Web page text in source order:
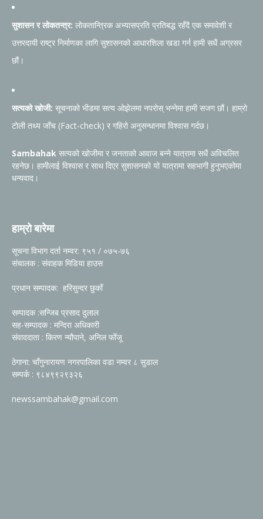
सुशासन र लोकतन्त्र: लोकतान्त्रिक अभ्यासप्रति प्रतिबद्ध रहँदै एक समावेशी र
उत्तरदायी राष्ट्र निर्माणका लागि सुशासनको आधारशिला खडा गर्न हामी सधैं अग्रसर
छौं।
सत्यको खोजी: सूचनाको भीडमा सत्य ओझेलमा नपरोस् भन्नेमा हामी सजग छौं। हाम्रो
टोली तथ्य जाँच (Fact-check) र गहिरो अनुसन्धानमा विश्वास गर्दछ।
Sambahak सत्यको खोजीमा र जनताको आवाज बन्ने यात्रामा सधैं अविचलित
रहनेछ। हामीलाई विश्वास र साथ दिएर सुशासनको यो यात्रामा सहभागी हुनुभएकोमा
धन्यवाद।
हाम्रो बारेमा
सूचना विभाग दर्ता नम्वर: ९५१ / ०७५-७६
संचालक : संवाहक मिडिया हाउस
प्रधान सम्पादक: हरिसुन्दर छुकाँ
सम्पादक :सन्जिब प्रसाद दुलाल
सह-सम्पादक : मन्दिरा अधिकारी
संवाददाता : किरण न्यौपाने, अनिल फोँजू
ठेगाना: चाँगुनारायण नगरपालिका वडा नम्वर ८ सुडाल
सम्पर्क : ९८४९९२९३२६
newssambahak@gmail.com